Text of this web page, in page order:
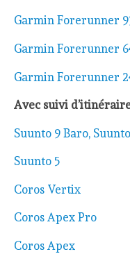
Garmin Forerunner
Garmin Forerunner
Garmin Forerunner
Avec suivi
Suunto 9 Baro,
Suunto 5
Coros Vertix
Coros Apex Pro
Coros Apex